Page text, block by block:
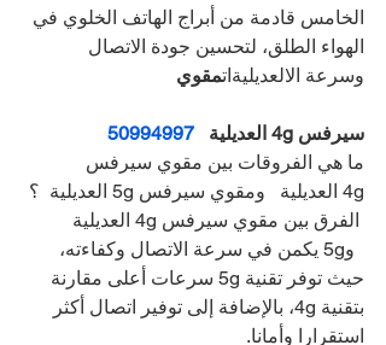
الخامس قادمة من أبراج الهاتف الخلوي في
الهواء الطلق، لتحسين جودة الاتصال
وسرعة الالعديليةاتمقوي
سيرفس 4g العديلية
50994997
ما هي الفروقات بين مقوي سيرفس
4g العديلية   ومقوي سيرفس 5g العديلية  ؟
الفرق بين مقوي سيرفس 4g العديلية
و5g يكمن في سرعة الاتصال وكفاءته،
حيث توفر تقنية 5g سرعات أعلى مقارنة
بتقنية 4g، بالإضافة إلى توفير اتصال أكثر
استقرارا وأمانا.